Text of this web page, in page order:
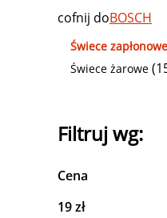
cofnij doBOSCH
Świece
Świece żarowe
Filtruj wg:
Cena
19 zł